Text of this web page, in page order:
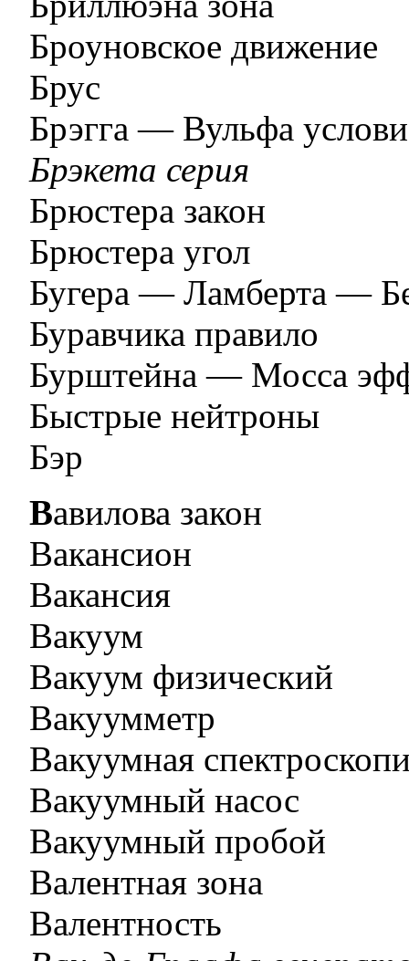
Броуновское движение
Брус
Брэгга — Вульфа
Брэкета серия
Брюстера закон
Брюстера угол
Бугера — Ламберта —
Буравчика правило
Бурштейна — Мосса
Быстрые нейтроны
Бэр
Вавилова закон
Вакансион
Вакансия
Вакуум
Вакуум физический
Вакуумметр
Вакуумная
Вакуумный насос
Вакуумный пробой
Валентная зона
Валентность